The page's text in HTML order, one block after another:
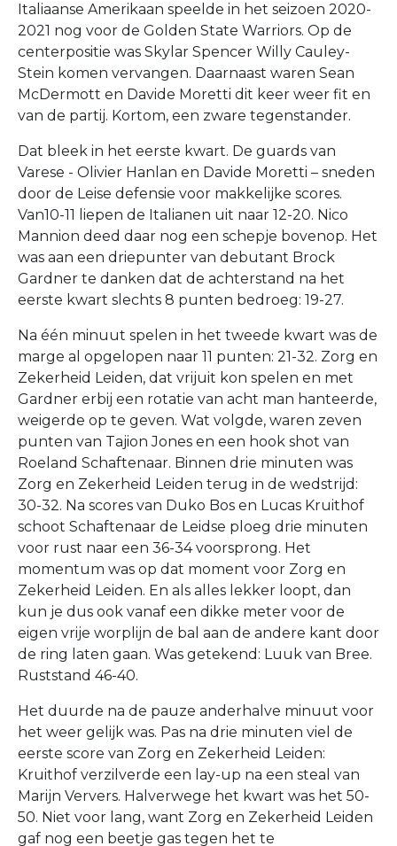
Italiaanse Amerikaan speelde in het seizoen 2020-
2021 nog voor de Golden State Warriors. Op de
centerpositie was Skylar Spencer Willy Cauley-
Stein komen vervangen. Daarnaast waren Sean
McDermott en Davide Moretti dit keer weer fit en
van de partij. Kortom, een zware tegenstander.
Dat bleek in het eerste kwart. De guards van
Varese - Olivier Hanlan en Davide Moretti – sneden
door de Leise defensie voor makkelijke scores.
Van10-11 liepen de Italianen uit naar 12-20. Nico
Mannion deed daar nog een schepje bovenop. Het
was aan een driepunter van debutant Brock
Gardner te danken dat de achterstand na het
eerste kwart slechts 8 punten bedroeg: 19-27.
Na één minuut spelen in het tweede kwart was de
marge al opgelopen naar 11 punten: 21-32. Zorg en
Zekerheid Leiden, dat vrijuit kon spelen en met
Gardner erbij een rotatie van acht man hanteerde,
weigerde op te geven. Wat volgde, waren zeven
punten van Tajion Jones en een hook shot van
Roeland Schaftenaar. Binnen drie minuten was
Zorg en Zekerheid Leiden terug in de wedstrijd:
30-32. Na scores van Duko Bos en Lucas Kruithof
schoot Schaftenaar de Leidse ploeg drie minuten
voor rust naar een 36-34 voorsprong. Het
momentum was op dat moment voor Zorg en
Zekerheid Leiden. En als alles lekker loopt, dan
kun je dus ook vanaf een dikke meter voor de
eigen vrije worplijn de bal aan de andere kant door
de ring laten gaan. Was getekend: Luuk van Bree.
Ruststand 46-40.
Het duurde na de pauze anderhalve minuut voor
het weer gelijk was. Pas na drie minuten viel de
eerste score van Zorg en Zekerheid Leiden:
Kruithof verzilverde een lay-up na een steal van
Marijn Ververs. Halverwege het kwart was het 50-
50. Niet voor lang, want Zorg en Zekerheid Leiden
gaf nog een beetje gas tegen het te